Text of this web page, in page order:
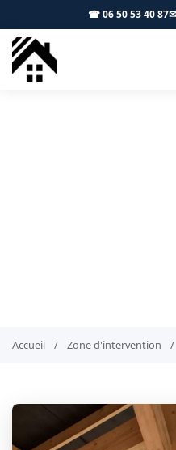
☎ 06 50 53 40 87
Accueil / Zone d'intervention /